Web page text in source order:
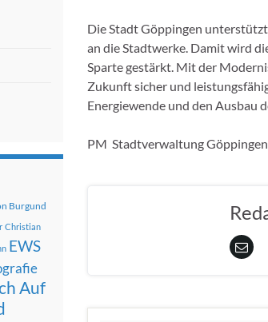
Die Stadt Göppingen
an die Stadtwerke. Damit wird
Sparte gestärkt. Mit der
Zukunft sicher und
Energiewende und den Ausbau
PM Stadtverwaltung Göppingen
Burgund
Christian
EWS
Auf